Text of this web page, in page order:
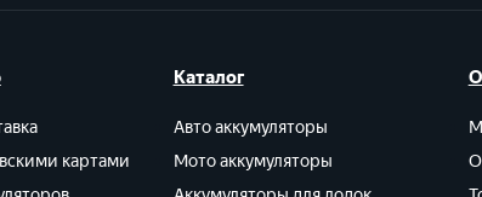
картами
Каталог
Авто аккумуляторы
Мото аккумуляторы
О